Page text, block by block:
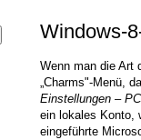
Windows-
Wenn man die Art
„Charms"-Menü,
Einstellungen –
ein lokales Konto,
eingeführte